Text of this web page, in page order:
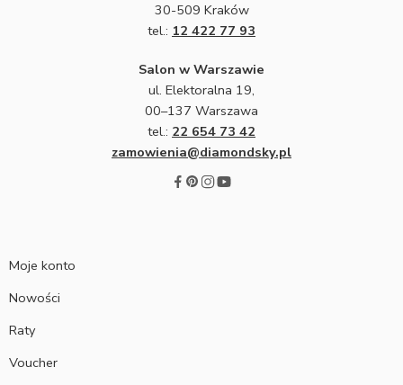
30-509 Kraków
tel.: 12 422 77 93
Salon w Warszawie
ul. Elektoralna 19,
00–137 Warszawa
tel.: 22 654 73 42
zamowienia@diamondsky.pl
Moje konto
Nowości
Raty
Voucher